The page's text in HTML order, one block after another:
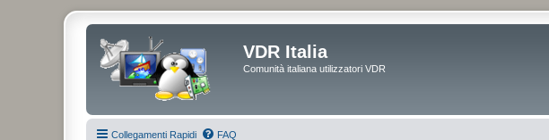
VDR Italia
Comunità italiana utilizzatori VDR
Collegamenti Rapidi FAQ